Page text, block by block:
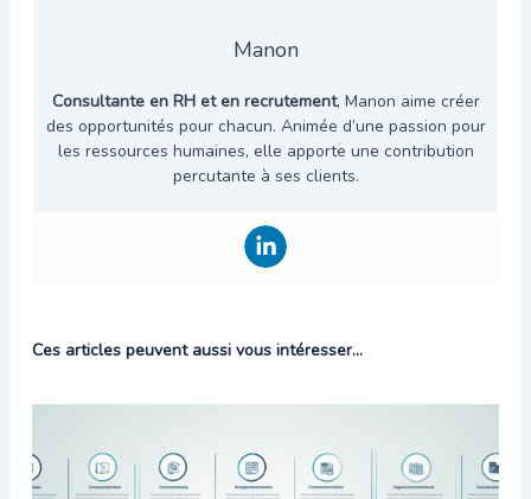
Manon
Consultante en RH et en recrutement, Manon aime créer
des opportunités pour chacun. Animée d’une passion pour
les ressources humaines, elle apporte une contribution
percutante à ses clients.
Ces articles peuvent aussi vous intéresser...